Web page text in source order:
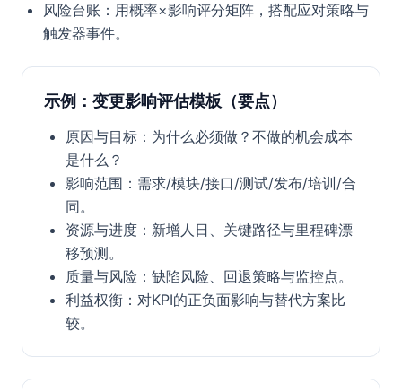
风险台账：用概率×影响评分矩阵，搭配应对策略与
触发器事件。
示例：变更影响评估模板（要点）
原因与目标：为什么必须做？不做的机会成本
是什么？
影响范围：需求/模块/接口/测试/发布/培训/合
同。
资源与进度：新增人日、关键路径与里程碑漂
移预测。
质量与风险：缺陷风险、回退策略与监控点。
利益权衡：对KPI的正负面影响与替代方案比
较。